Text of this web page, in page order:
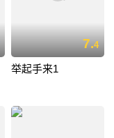
7.4
举起手来1